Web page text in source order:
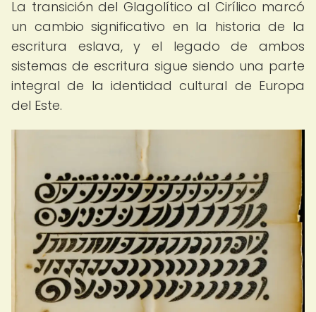
La transición del Glagolítico al Cirílico marcó
un cambio significativo en la historia de la
escritura eslava, y el legado de ambos
sistemas de escritura sigue siendo una parte
integral de la identidad cultural de Europa
del Este.